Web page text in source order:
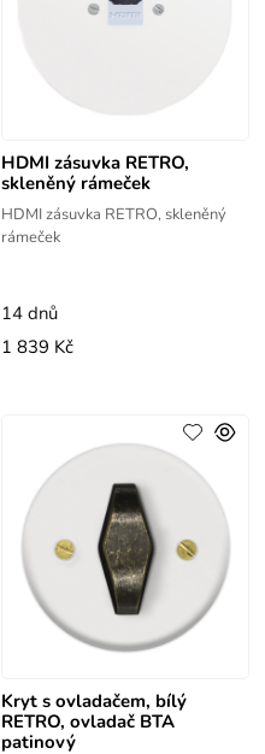
HDMI zásuvka RETRO,
skleněný rámeček
HDMI zásuvka RETRO, skleněný
rámeček
14 dnů
1 839 Kč
Kryt s ovladačem, bílý
RETRO, ovladač BTA
patinový